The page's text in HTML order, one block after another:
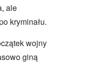
ale
kryminału.
wojny
giną